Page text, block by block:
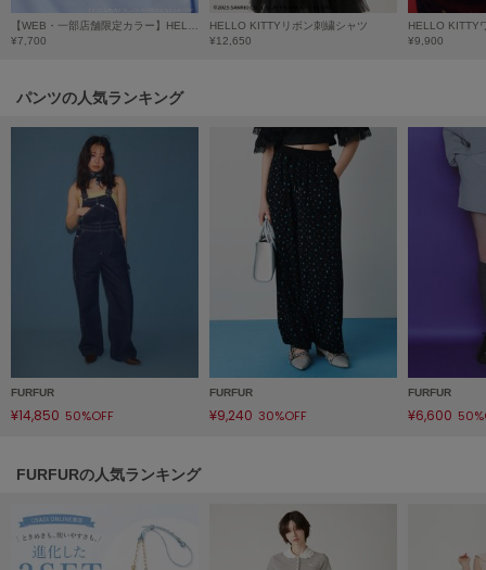
miies miim
Mila Owen
ミラオーウェン
モワージュ
MUCHA
NEW Balance
ニューバランス
nezu
ネズ
ナイキ
NOWNS
ナウンス
¥7,700
HELLO KITTYリボン刺繍シャツ
¥12,650
HELLO KITTY
¥9,900
パンツの人気ランキング
FURFUR
¥14,850 50%OFF
FURFUR
¥9,240 30%OFF
FURFUR
¥6,600
FURFURの人気ランキング